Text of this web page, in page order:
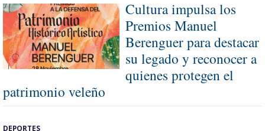
Cultura impulsa los
Premios Manuel
Berenguer para destacar
su legado y reconocer a
quienes protegen el
patrimonio veleño
DEPORTES